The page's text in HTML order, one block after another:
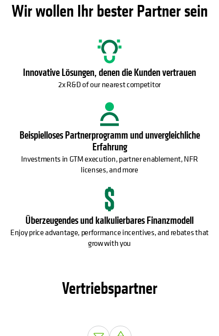
Wir wollen Ihr bester Partner sein
Innovative Lösungen, denen die Kunden vertrauen
2x R&D of our nearest competitor
Beispielloses Partnerprogramm und unvergleichliche
Erfahrung
Investments in GTM execution, partner enablement, NFR
licenses, and more
Überzeugendes und kalkulierbares Finanzmodell
Enjoy price advantage, performance incentives, and rebates that
grow with you
Vertriebspartner